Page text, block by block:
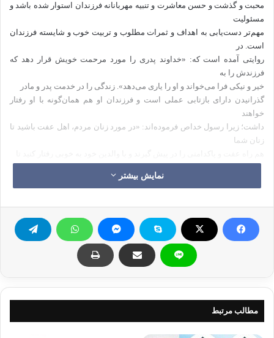
محبت و گذشت و حسن معاشرت و تنبیه مهربانانه فرزندان استوار شده باشد و
مسئولیت
مهم‌تر دست‌یابی به اهداف و ثمرات مطلوب و تربیت خوب و شایسته فرزندان
است. در
روایتی آمده است که: «خداوند پدری را مورد مرحمت خویش قرار دهد که
فرزندش را به
خیر و نیکی فرا می‌خواند و او را یاری می‌دهد». زندگی را در خدمت پدر و مادر
گذرانیدن دارای بازتابی عملی است و فرزندان او هم همان‌گونه با او رفتار
خواهند
داشت؛ زیرا رسول خداص فرموده‌اند: «در مورد زنان مردم، اهل عفت باشید تا
زنان شما
فرزندان‌تان هم با شما به خوبی رفتار کنند».
گناهان ـ هر کدام را که بخواهد ـ به روز حساب قیامت موکول می‌نماید، به جز
اذیت و
آزار پدر و مادر که مجازات آن را در دنیا گریبان‌گیر فرزندان نافرمان می‌گرداند».
در واقع بیان حقوق و مسئولیت‌ها بدین خاطر
عمل قرار گیرند و حق و ناحق را مشخص سازند. حقوق پدر و مادر نیز در حسن
فرمانبرداری و پرهیز از آزار جسمی و روحی آنها به وسیله کردار و رفتار در زمان
نمایش بیشتر
مطالب مرتبط